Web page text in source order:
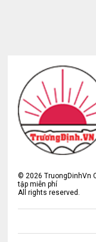
©2026 TruongDinhVn
tập miễn phí
All rights reserved.